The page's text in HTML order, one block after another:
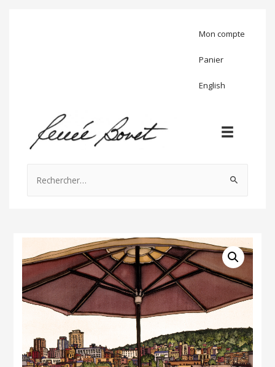
Mon compte
Panier
English